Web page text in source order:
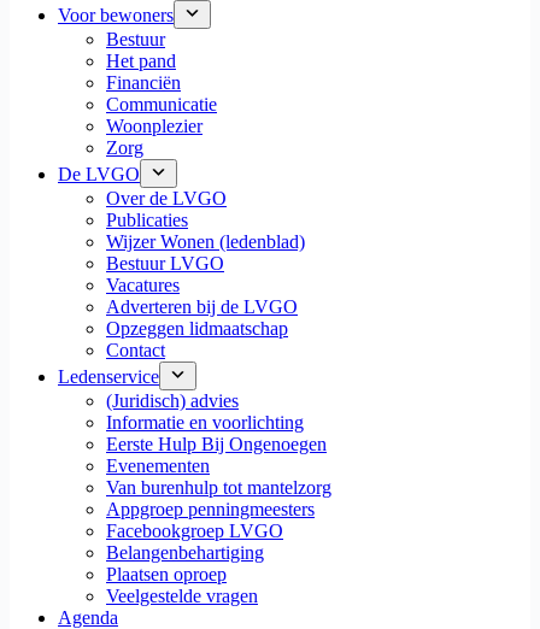
Voor bewoners
Bestuur
Het pand
Financiën
Communicatie
Woonplezier
Zorg
De LVGO
Over de LVGO
Publicaties
Wijzer Wonen (ledenblad)
Bestuur LVGO
Vacatures
Adverteren bij de LVGO
Opzeggen lidmaatschap
Contact
Ledenservice
(Juridisch) advies
Informatie en voorlichting
Eerste Hulp Bij Ongenoegen
Evenementen
Van burenhulp tot mantelzorg
Appgroep penningmeesters
Facebookgroep LVGO
Belangenbehartiging
Plaatsen oproep
Veelgestelde vragen
Agenda